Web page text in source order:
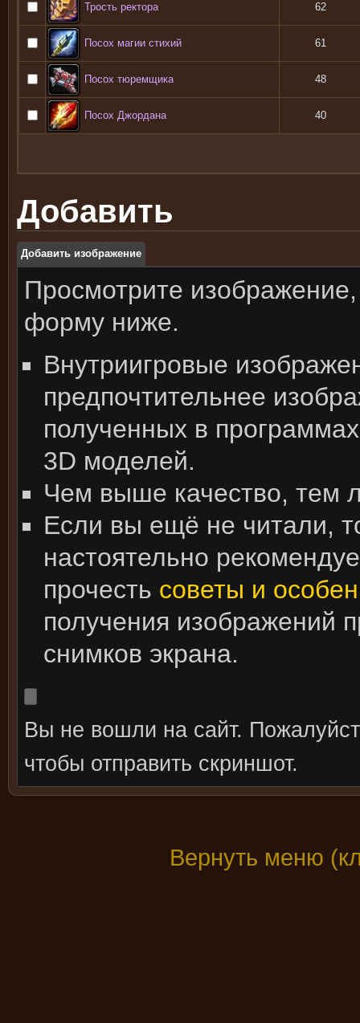
Трость ректора 62
Посох магии стихий 61
Посох тюремщика 48
Посох Джордана 40
Добавить
Добавить изображение
Просмотрите изображение,
форму ниже.
Внутриигровые
предпочтительнее
полученных в
3D моделей.
Чем выше качество, тем
Если вы ещё не читали,
настоятельно
прочесть советы и
получения изображений
снимков экрана.
Вы не вошли на сайт.
чтобы отправить скриншот.
Вернуть меню